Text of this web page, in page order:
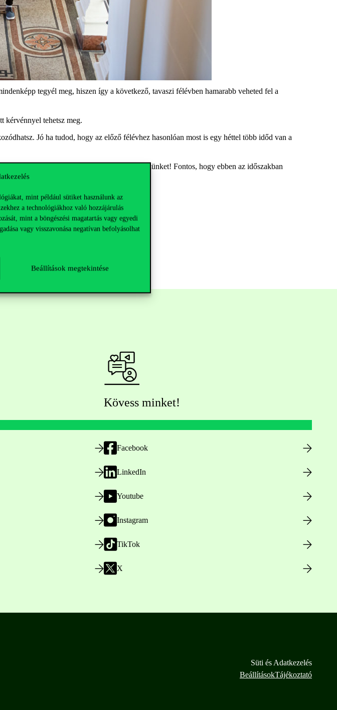
mint például sütiket használunk az
a technológiákhoz való hozzájárulás
mint a böngészési magatartás vagy egyedi
vagy visszavonása negatívan befolyásolhat
Beállítások megtekintése
tegyél meg, hiszen így a következő, tavaszi félévben hamarabb veheted fel a
kérvénnyel tehetsz meg.
Jó ha tudod, hogy az előző félévhez hasonlóan most is egy héttel több időd van a
megtudni,olvasd el részletesösszefoglaló cikkünket! Fontos, hogy ebben az időszakban
Kövess minket!
Facebook
LinkedIn
Youtube
Instagram
TikTok
X
Süti és Adatkezelés
BeállításokTájékoztató